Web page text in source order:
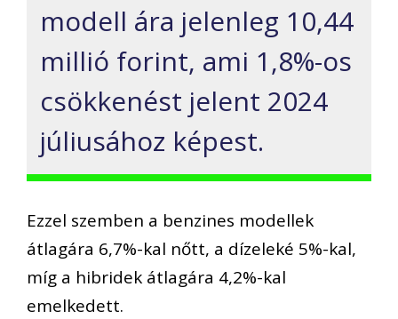
modell ára jelenleg 10,44
millió forint, ami 1,8%-os
csökkenést jelent 2024
júliusához képest.
Ezzel szemben a benzines modellek
átlagára 6,7%-kal nőtt, a dízeleké 5%-kal,
míg a hibridek átlagára 4,2%-kal
emelkedett.